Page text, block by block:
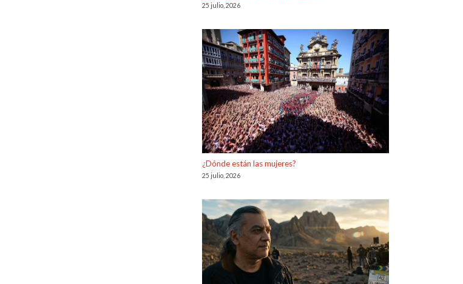
25 julio, 2026
¿Dónde están las mujeres?
25 julio, 2026